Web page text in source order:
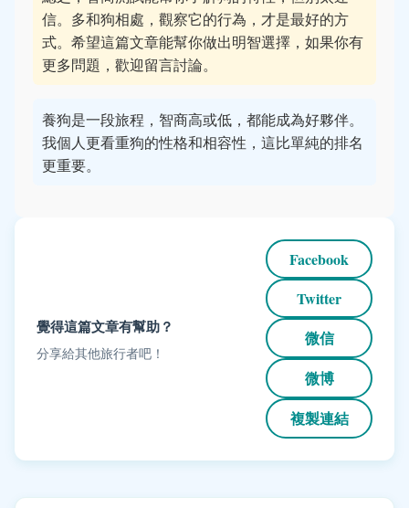
信。多和狗相處，觀察它的行為，才是最好的方
式。希望這篇文章能幫你做出明智選擇，如果你有
更多問題，歡迎留言討論。
養狗是一段旅程，智商高或低，都能成為好夥伴。
我個人更看重狗的性格和相容性，這比單純的排名
更重要。
覺得這篇文章有幫助？
分享給其他旅行者吧！
Facebook
Twitter
微信
微博
複製連結